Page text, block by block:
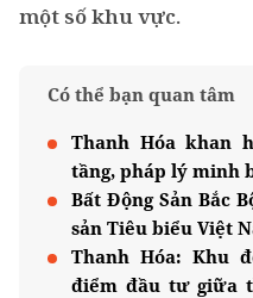
một số khu vực.
Có thể bạn quan tâm
Thanh Hóa khan
tầng, pháp lý minh
Bất Động Sản Bắc
sản Tiêu biểu Việt
Thanh Hóa: Khu
điểm đầu tư giữa